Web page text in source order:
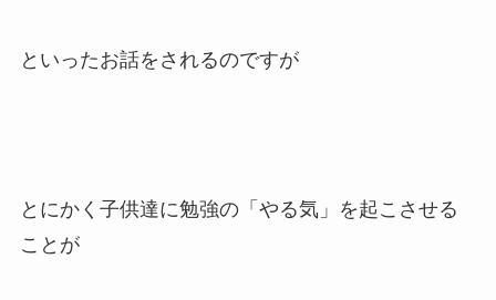
といったお話をされるのですが
とにかく子供達に勉強の「やる気」を起こさせる
ことが